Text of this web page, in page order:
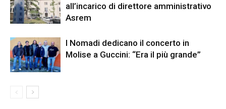
all’incarico di direttore amministrativo
Asrem
I Nomadi dedicano il concerto in
Molise a Guccini: “Era il più grande”